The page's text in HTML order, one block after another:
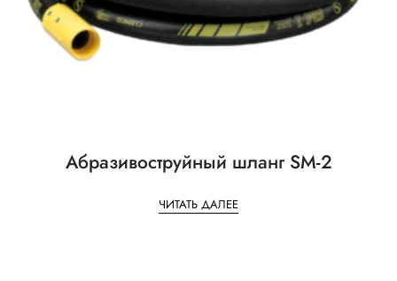
Абразивоструйный шланг SM-2
ЧИТАТЬ ДАЛЕЕ